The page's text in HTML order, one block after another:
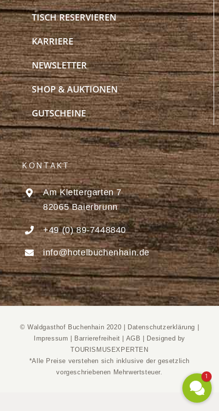
TISCH RESERVIEREN
KARRIERE
NEWSLETTER
SHOP & AUKTIONEN
GUTSCHEINE
KONTAKT
Am Klettergarten 7
82065 Baierbrunn
+49 (0) 89-7448840
info@hotelbuchenhain.de
© Waldgasthof Buchenhain 2020 | Datenschutzerklärung
Impressum
Barrierefreiheit AGB
Designed by
TOURISMUSEXPERTEN
*Alle Preise verstehen sich inklusive der gesetzlich
vorgeschriebenen Mehrwertsteuer.
1